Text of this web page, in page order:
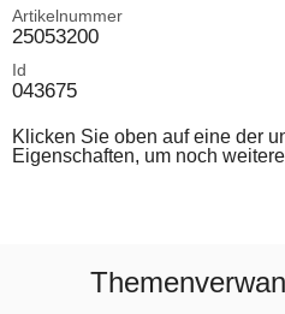
Artikelnummer
25053200
Id
043675
Klicken Sie oben auf eine der
Eigenschaften, um noch